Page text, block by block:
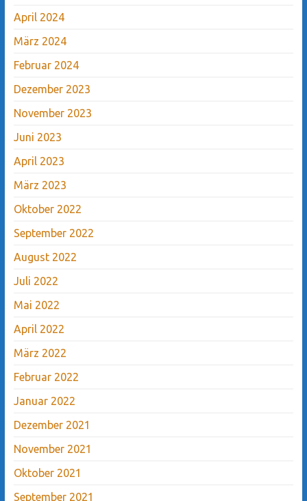
April 2024
März 2024
Februar 2024
Dezember 2023
November 2023
Juni 2023
April 2023
März 2023
Oktober 2022
September 2022
August 2022
Juli 2022
Mai 2022
April 2022
März 2022
Februar 2022
Januar 2022
Dezember 2021
November 2021
Oktober 2021
September 2021